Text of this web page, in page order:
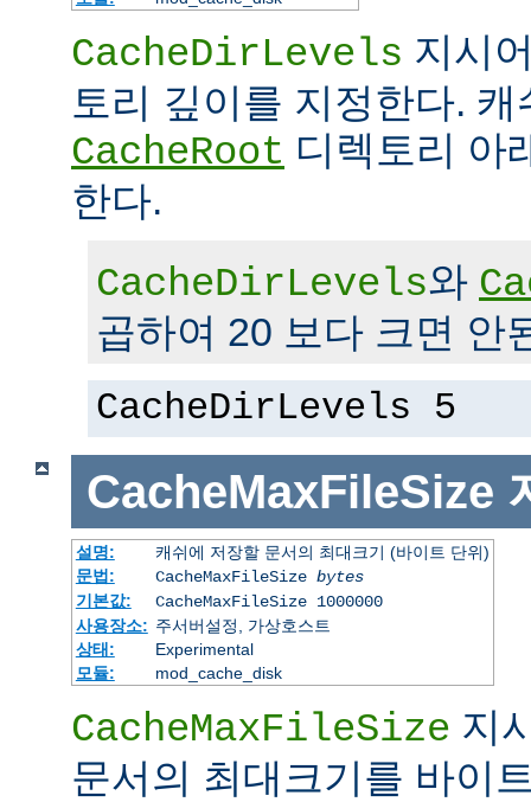
CacheDirLevels 지시
토리 깊이를 지정한다.
CacheRoot 디렉토리 아
한다.
CacheDirLevels와
곱하여 20 보다 크면 안
CacheDirLevels 5
CacheMaxFileSize
설명:
캐쉬에 저장할 문서의 최대크기 (바이트 단위)
문법:
CacheMaxFileSize bytes
기본값:
CacheMaxFileSize 1000000
사용장소: 주서버설정, 가상호스트
상태:
Experimental
모듈:
mod_cache_disk
CacheMaxFileSize 지
문서의 최대크기를 바이